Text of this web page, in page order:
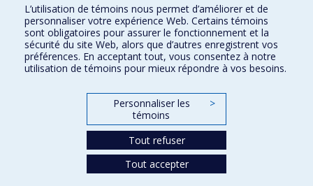
Nous trouver
Plan du site
Accessibilité
L’utilisation de témoins nous permet d’améliorer et de
personnaliser votre expérience Web. Certains témoins
sont obligatoires pour assurer le fonctionnement et la
sécurité du site Web, alors que d’autres enregistrent vos
préférences. En acceptant tout, vous consentez à notre
utilisation de témoins pour mieux répondre à vos besoins.
Personnaliser les
témoins
>
Tout refuser
Tout accepter